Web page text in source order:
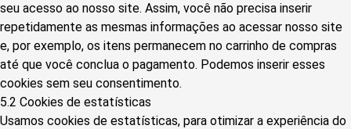
seu acesso ao nosso site. Assim, você não precisa inserir
repetidamente as mesmas informações ao acessar nosso site
e, por exemplo, os itens permanecem no carrinho de compras
até que você conclua o pagamento. Podemos inserir esses
cookies sem seu consentimento.
5.2 Cookies de estatísticas
Usamos cookies de estatísticas, para otimizar a experiência do